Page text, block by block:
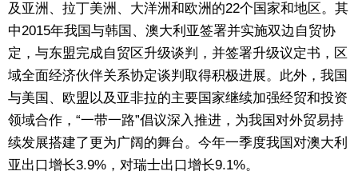
及亚洲、拉丁美洲、大洋洲和欧洲的22个国家和地区。其
中2015年我国与韩国、澳大利亚签署并实施双边自贸协
定，与东盟完成自贸区升级谈判，并签署升级议定书，区
域全面经济伙伴关系协定谈判取得积极进展。此外，我国
与美国、欧盟以及亚非拉的主要国家继续加强经贸和投资
领域合作，“一带一路”倡议深入推进，为我国对外贸易持
续发展搭建了更为广阔的舞台。今年一季度我国对澳大利
亚出口增长3.9%，对瑞士出口增长9.1%。